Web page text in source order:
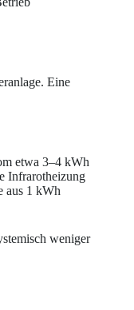
Eine
etwa 3–4 kWh
Infrarotheizung
aus 1 kWh
weniger